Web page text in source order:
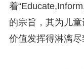
着
的宗旨，其为儿
价值发挥得淋漓尽